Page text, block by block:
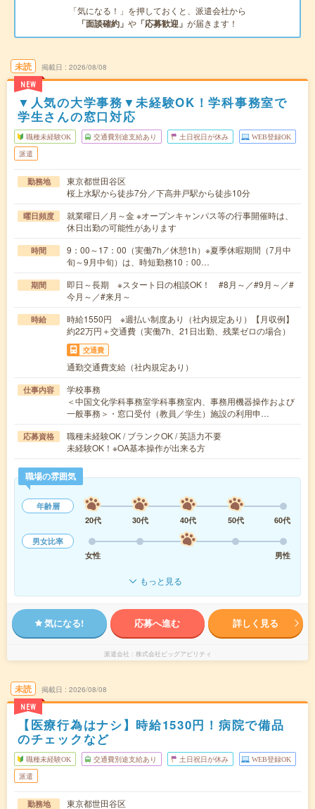
「気になる！」を押しておくと、派遣会社から
「面談確約」 や 「応募歓迎」 が届きます！
未読
NEW
掲載日 2026/08/08
▼人気の大学事務▼未経験OK！学科事務室で
学生さんの窓口対応
職種未経験OK 交通費別途支給あり 土日祝日が休み WEB登録OK
派遣
勤務地
東京都世田谷区
桜上水駅から徒歩7分／下高井戸駅から徒歩10分
曜日頻度
就業曜日／月～金 ※オープンキャンパス等の行事開催時は、
休日出勤の可能性があります
時間
9：00～17：00（実働7h／休憩1h）※夏季休暇期間（7月中
旬～9月中旬）は、時短勤務10：00…
期間
即日～長期 ※スタート日の相談OK！ #8月～／#9月～／#
今月～／#来月～
時給
時給1550円 ※週払い制度あり（社内規定あり）【月収例】
約22万円＋交通費（実働7h、21日出勤、残業ゼロの場合）
交通費
通勤交通費支給（社内規定あり）
仕事内容
学校事務
＜中国文化学科事務室学科事務室内、事務用機器操作および
一般事務＞・窓口受付（教員／学生）施設の利用申…
応募資格
職種未経験OK / ブランクOK / 英語力不要
未経験OK！※OA基本操作が出来る方
職場の雰囲気
年齢層
20代
30代 40代 50代
60代
男女比率
女性
男性
もっと見る
気になる! 応募へ進む 詳しく見る
派遣会社 株式会社ビッグアビリティ
未読
NEW
掲載日 2026/08/08
【医療行為はナシ】時給1530円！病院で備品
のチェックなど
職種未経験OK 交通費別途支給あり 土日祝日が休み WEB登録OK
派遣
勤務地
東京都世田谷区